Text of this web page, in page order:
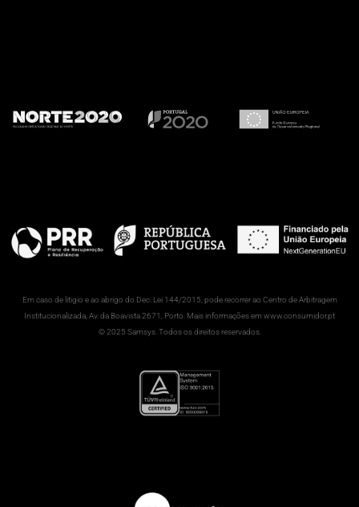
Em caso de litigio e ao abrigo do Dec. Lei 144/2015, pode recorrer ao Centro de Arbitragem
Institucionalizada, Av. da Boavista 2671, Porto. Mais informações em www.consumidor.pt
© 2025 Samsys. Todos os direitos reservados.